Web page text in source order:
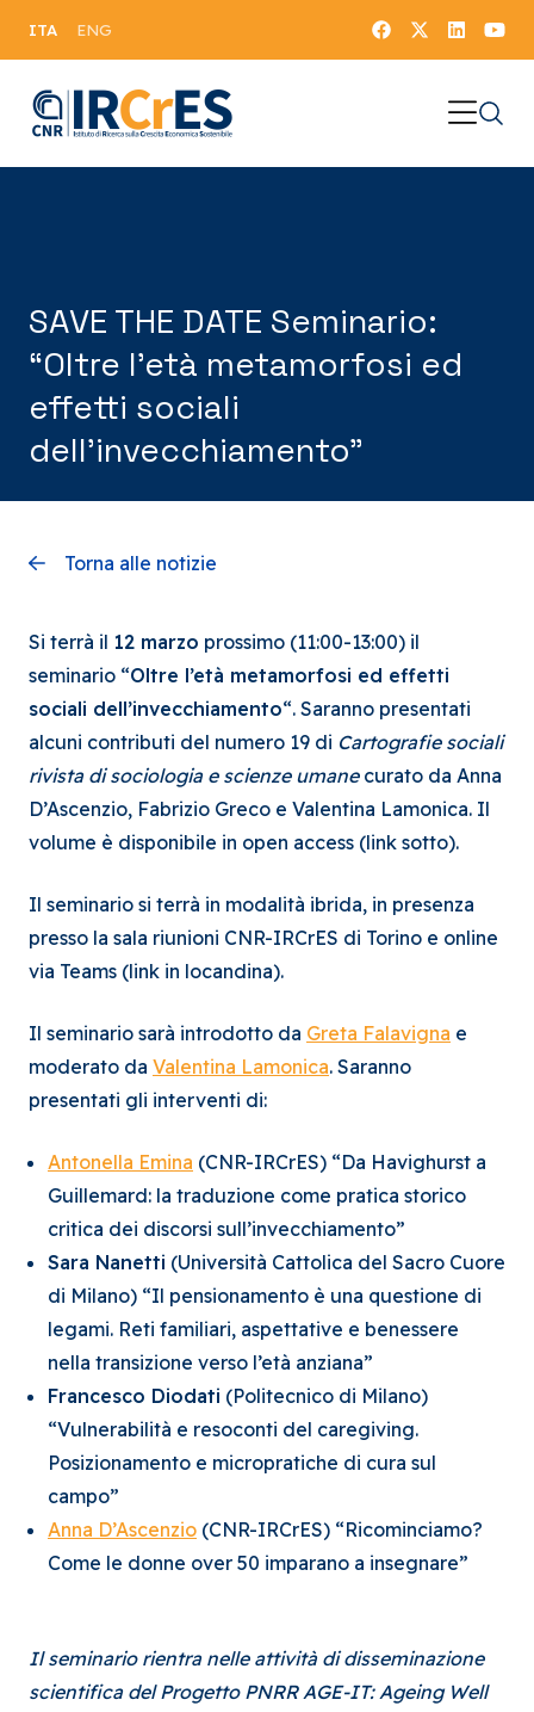
ITA ENG
SAVE THE DATE Seminario:
“Oltre l’età metamorfosi ed
effetti sociali
dell’invecchiamento”
Torna alle notizie
Si terrà il 12 marzo prossimo (11:00-13:00) il
seminario “Oltre l’età metamorfosi ed effetti
sociali dell’invecchiamento“. Saranno presentati
alcuni contributi del numero 19 di Cartografie sociali
rivista di sociologia e scienze umane curato da Anna
D’Ascenzio, Fabrizio Greco e Valentina Lamonica. Il
volume è disponibile in open access (link sotto).
Il seminario si terrà in modalità ibrida, in presenza
presso la sala riunioni CNR-IRCrES di Torino e online
via Teams (link in locandina).
Il seminario sarà introdotto da Greta Falavigna e
moderato da Valentina Lamonica. Saranno
presentati gli interventi di:
Antonella Emina (CNR-IRCrES) “Da Havighurst a
Guillemard: la traduzione come pratica storico
critica dei discorsi sull’invecchiamento”
Sara Nanetti (Università Cattolica del Sacro Cuore
di Milano) “Il pensionamento è una questione di
legami. Reti familiari, aspettative e benessere
nella transizione verso l’età anziana”
Francesco Diodati (Politecnico di Milano)
“Vulnerabilità e resoconti del caregiving.
Posizionamento e micropratiche di cura sul
campo”
Anna D’Ascenzio (CNR-IRCrES) “Ricominciamo?
Come le donne over 50 imparano a insegnare”
Il seminario rientra nelle attività di disseminazione
scientifica del Progetto PNRR AGE-IT: Ageing Well